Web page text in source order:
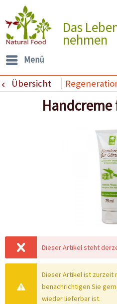
Das
nehmen
Menü
Übersicht
Dieser Artikel steht
Dieser Artikel ist zurzeit
benachrichtigen Sie
wieder lieferbar ist.